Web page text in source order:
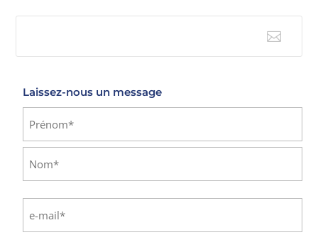

Laissez-nous un message
Prénom
mail(Nécessaire)